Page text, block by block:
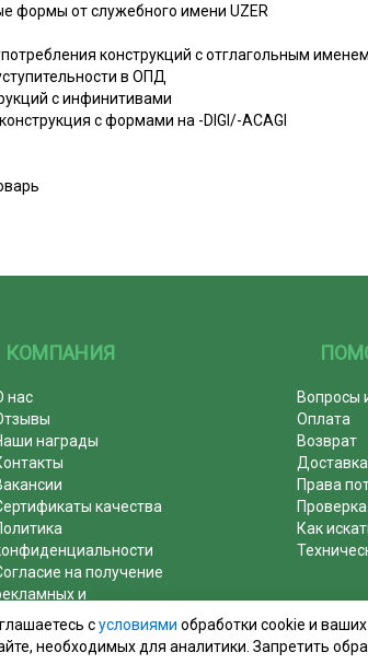
формы от служебного имени UZER
конструкций с отглагольным
в ОПД
с инфинитивами
с формами на -DIGI/-ACAGI
КОМПАНИЯ
нас
награды
качества
на получение
и
информационных рассылок
Почему журналы покупают у
Вопросы
Оплата
Возврат
Доставка
Права
Как
сусловиями обработки cookie и ваших
необходимых для аналитики. Запретить